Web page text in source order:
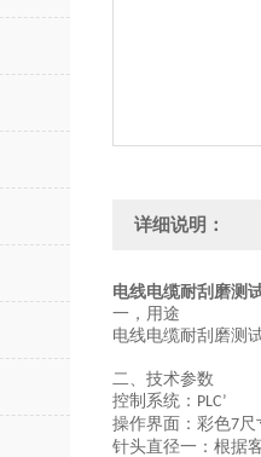
详细说明：
电线电缆耐刮磨测
一， 用途
电线电缆耐刮磨测
二、技术参数
控制系统： PLC’
操作界面：彩色7
针头直径一：根据